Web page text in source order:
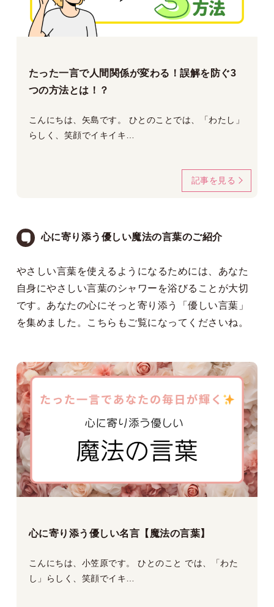
たった一言で人間関係が変わる！誤解を防ぐ3
つの方法とは！？
こんにちは、矢島です。 ひとのことでは、「わたし」
らしく、笑顔でイキイキ…
記事を見る
心に寄り添う優しい魔法の言葉のご紹介
やさしい言葉を使えるようになるためには、あなた
自身にやさしい言葉のシャワーを浴びることが大切
です。あなたの心にそっと寄り添う「優しい言葉」
を集めました。 こちらも ご覧になってくださいね。
心に寄り添う優しい名言【魔法の言葉】
こんにちは、小笠原です。 ひとのこと では、「わた
し」らしく、笑顔でイキ…